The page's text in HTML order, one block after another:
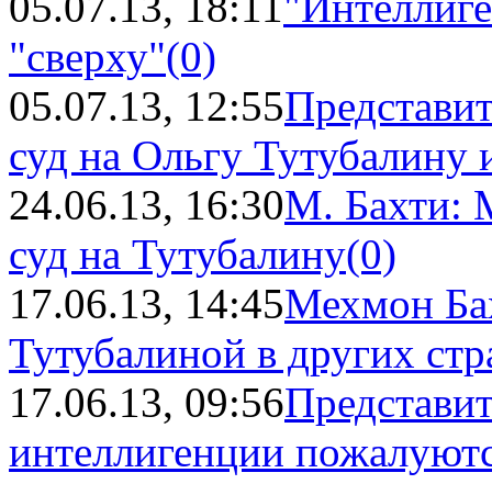
"сверху"(0)
05.07.13, 12:55
суд на Ольгу Тутубалину
24.06.13, 16:30М. Бахти:
суд на Тутубалину(0)
17.06.13, 14:45Мехмон
Тутубалиной в других
17.06.13, 09:56
интеллигенции